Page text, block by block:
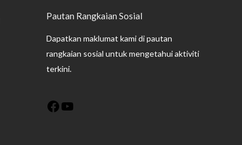
Pautan Rangkaian Sosial
Dapatkan maklumat kami di pautan
rangkaian sosial untuk mengetahui aktiviti
terkini.
Facebook
YouTube